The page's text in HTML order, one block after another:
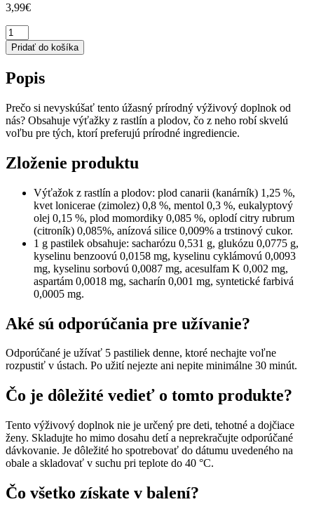
3,99€
množstvo
GOLDEN
Zlaté
12
Pridať do košíka
Popis
Prečo si nevyskúšať tento úžasný prírodný výživový doplnok od
nás? Obsahuje výťažky z rastlín a plodov, čo z neho robí skvelú
voľbu pre tých, ktorí preferujú prírodné ingrediencie.
Zloženie produktu
Výťažok z rastlín a plodov: plod canarii (kanárník) 1,25 %,
kvet lonicerae (zimolez) 0,8 %, mentol 0,3 %, eukalyptový
olej 0,15 %, plod momordiky 0,085 %, oplodí citry rubrum
(citroník) 0,085%, anízová silice 0,009% a trstinový cukor.
1 g pastilek obsahuje: sacharózu 0,531 g, glukózu 0,0775 g,
kyselinu benzoovú 0,0158 mg, kyselinu cyklámovú 0,0093
mg, kyselinu sorbovú 0,0087 mg, acesulfam K 0,002 mg,
aspartám 0,0018 mg, sacharín 0,001 mg, syntetické farbivá
0,0005 mg.
Aké sú odporúčania pre užívanie?
Odporúčané je užívať 5 pastiliek denne, ktoré nechajte voľne
rozpustiť v ústach. Po užití nejezte ani nepite minimálne 30 minút.
Čo je dôležité vedieť o tomto produkte?
Tento výživový doplnok nie je určený pre deti, tehotné a dojčiace
ženy. Skladujte ho mimo dosahu detí a neprekračujte odporúčané
dávkovanie. Je dôležité ho spotrebovať do dátumu uvedeného na
obale a skladovať v suchu pri teplote do 40 °C.
Čo všetko získate v balení?